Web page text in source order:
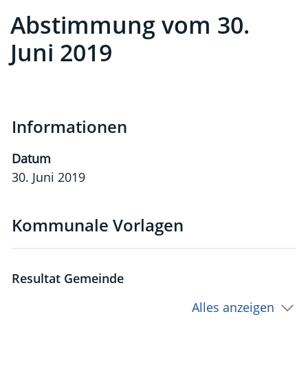
Abstimmung vom 30.
Juni 2019
Informationen
Datum
30. Juni 2019
Kommunale Vorlagen
Resultat Gemeinde
Alles anzeigen
Zugehörige Objekte